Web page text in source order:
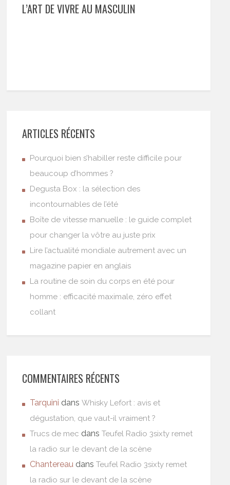
L’ART DE VIVRE AU MASCULIN
ARTICLES RÉCENTS
Pourquoi bien s’habiller reste difficile pour
beaucoup d’hommes ?
Degusta Box : la sélection des
incontournables de l’été
Boîte de vitesse manuelle : le guide complet
pour changer la vôtre au juste prix
Lire l’actualité mondiale autrement avec un
magazine papier en anglais
La routine de soin du corps en été pour
homme : efficacité maximale, zéro effet
collant
COMMENTAIRES RÉCENTS
Tarquini dansWhisky Lefort : avis et
dégustation, que vaut-il vraiment ?
Trucs de mec dansTeufel Radio 3sixty remet
la radio sur le devant de la scène
Chantereau dansTeufel Radio 3sixty remet
la radio sur le devant de la scène